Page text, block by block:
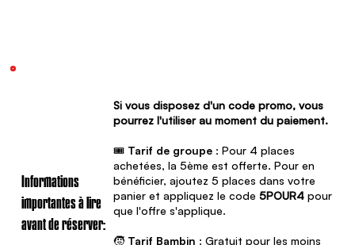
Informations
importantes à lire
avant de réserver:
Si vous disposez d'un code promo, vous
pourrez l'utiliser au moment du paiement.
🎟️ Tarif de groupe : Pour 4 places
achetées, la 5ème est offerte. Pour en
bénéficier, ajoutez 5 places dans votre
panier et appliquez le code5POUR4 pour
que l'offre s'applique.
🧒 Tarif Bambin : Gratuit pour les moins